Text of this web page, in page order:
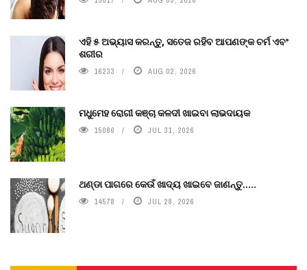
ଏହି ୫ ଅଭ୍ୟାସ କରନ୍ତୁ, ସତେଜ ରହିବ ଆପଣଙ୍କ ଚର୍ମ ଏବଂ
ଶରୀର
16233 AUG 02, 2026
ମଧୁମେହ ରୋଗୀ କଞ୍ଚା କଳଦୀ ଖାଇବା ଲାଭଦାୟକ
15086 JUL 31, 2026
ଥଣ୍ଡା ପାଗରେ କେଉଁ ଖାଦ୍ୟ ଖାଇବେ ଜାଣନ୍ତୁ.....
14578 JUL 28, 2026